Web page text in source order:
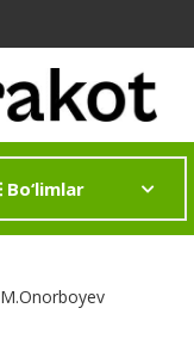
Bo‘limlar
M.Onorboyev